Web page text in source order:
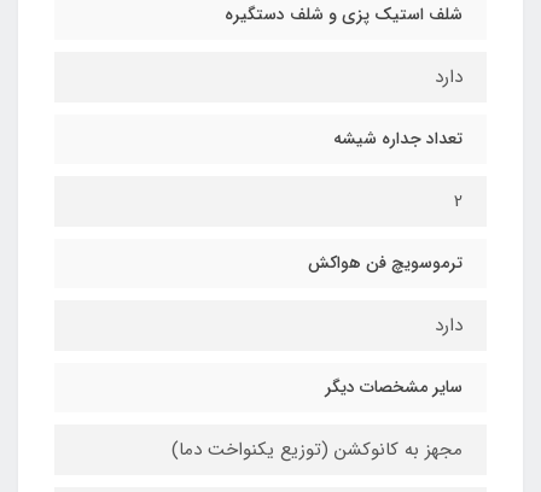
شلف استیک پزی و شلف دستگیره
دارد
تعداد جداره شیشه
2
ترموسویچ فن هواکش
دارد
سایر مشخصات دیگر
مجهز به کانوکشن (توزیع یکنواخت دما)